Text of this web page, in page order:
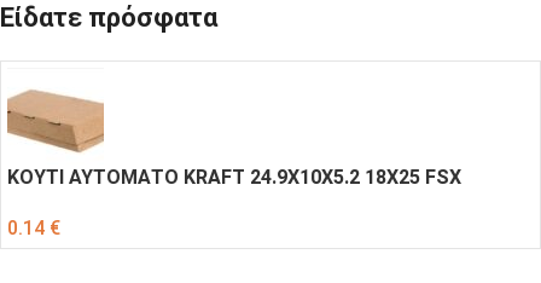
Είδατε πρόσφατα
ΚΟΥΤΙ ΑΥΤΟΜΑΤΟ KRAFT 24.9Χ10Χ5.2 18X25 FSX
0.14 €